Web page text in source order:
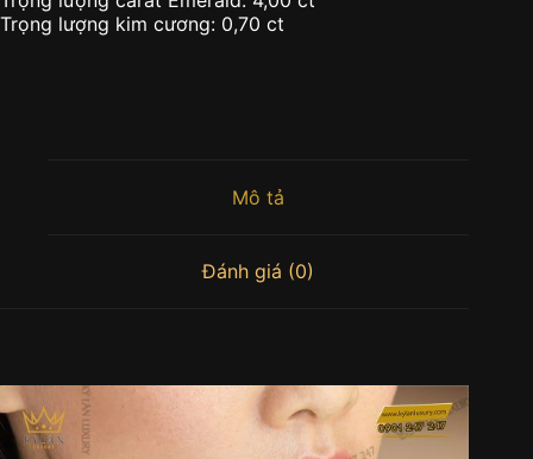
Trọng lượng kim cương: 0,70 ct
Mô tả
Đánh giá (0)